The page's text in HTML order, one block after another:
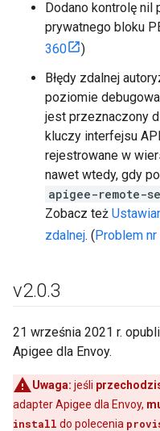
Dodano kontrolę
prywatnego bloku
360
)
Błędy zdalnej
poziomie
jest przeznaczony
kluczy interfejsu
rejestrowane w
nawet wtedy, gdy
apigee-remote-
Zobacz też
zdalnej. (Problem
v2.0.3
21 września 2021 r.
Apigee dla Envoy.
Uwaga: jeśli
adapter Apigee dla Envoy,
install do polecenia